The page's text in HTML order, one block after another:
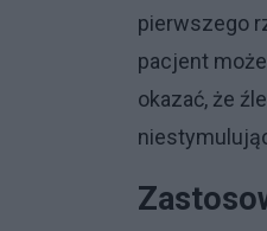
pierwszego
pacjent
okazać, że